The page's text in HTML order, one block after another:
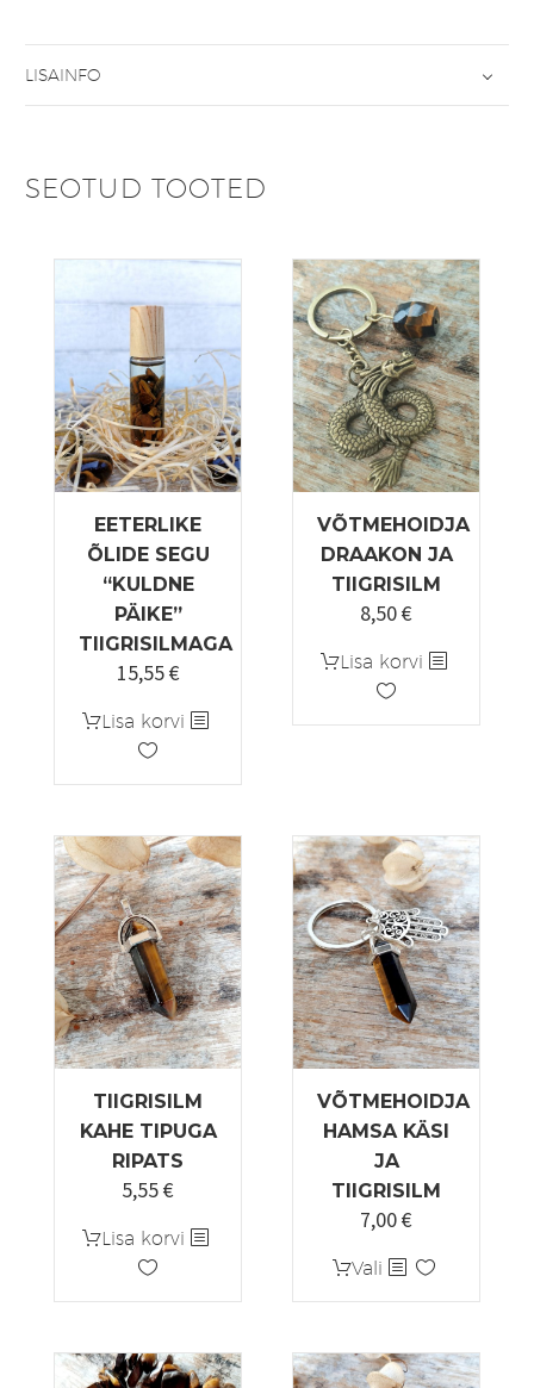
LISAINFO
SEOTUD TOOTED
EETERLIKE
ÕLIDE SEGU
“KULDNE
PÄIKE”
TIIGRISILMAGA
15,55€
Lisa korvi
VÕTMEHOIDJA
DRAAKON JA
TIIGRISILM
8,50€
Lisa korvi
TIIGRISILM
KAHE TIPUGA
RIPATS
5,55€
Lisa korvi
VÕTMEHOIDJA
HAMSA KÄSI
JA
TIIGRISILM
7,00€
Vali Sellel
tootel
mitu